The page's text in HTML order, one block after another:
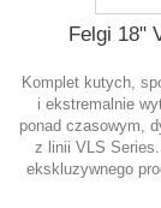
Felgi 18"
Komplet kutych,
i ekstremalnie
ponad czasowym,
z linii VLS
ekskluzywnego